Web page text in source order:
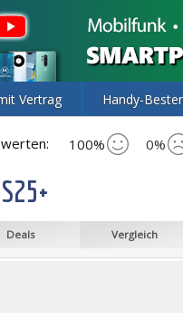
Vertrag Handy-
100% 0%
Deals Vergleich